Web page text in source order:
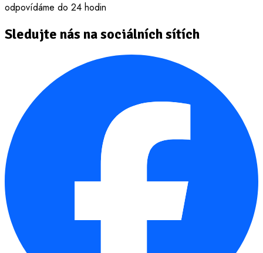
odpovídáme do 24 hodin
Sledujte nás na sociálních sítích